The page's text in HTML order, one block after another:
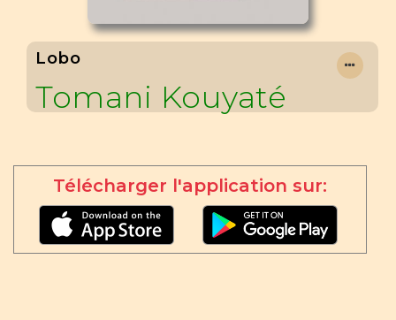
Lobo
Tomani Kouyaté
Télécharger l'application sur: